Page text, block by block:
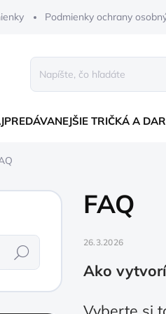
Podmienky ochrany
TRIČKÁ A
Hľadať
FAQ
26.3.2026
Ako